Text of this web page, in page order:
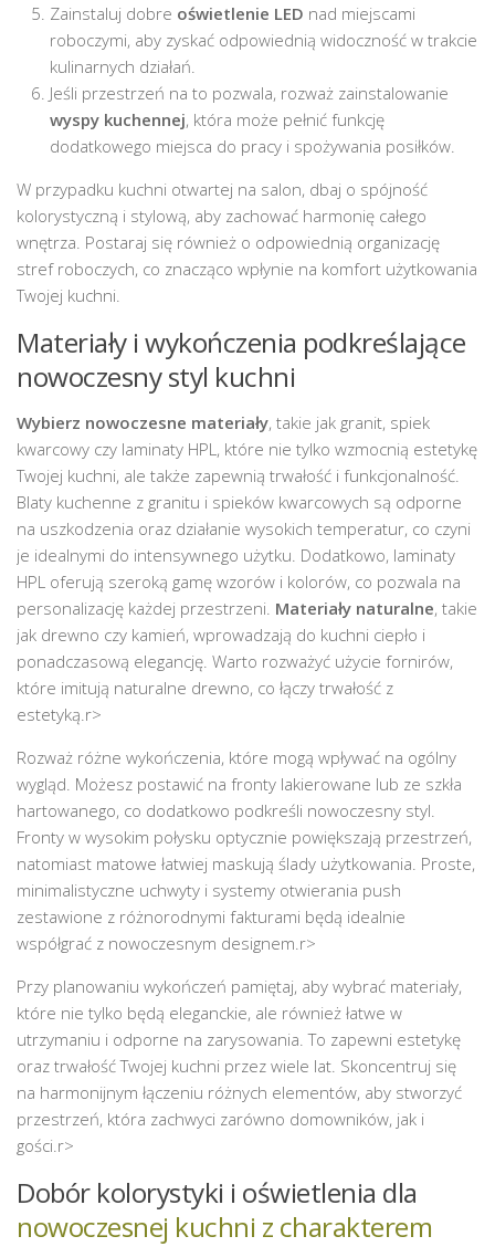
Zainstaluj dobre oświetlenie LED nad miejscami
roboczymi, aby zyskać odpowiednią widoczność w trakcie
kulinarnych działań.
Jeśli przestrzeń na to pozwala, rozważ zainstalowanie
wyspy kuchennej, która może pełnić funkcję
dodatkowego miejsca do pracy i spożywania posiłków.
W przypadku kuchni otwartej na salon, dbaj o spójność
kolorystyczną i stylową, aby zachować harmonię całego
wnętrza. Postaraj się również o odpowiednią organizację
stref roboczych, co znacząco wpłynie na komfort użytkowania
Twojej kuchni.
Materiały i wykończenia podkreślające
nowoczesny styl kuchni
Wybierz nowoczesne materiały, takie jak granit, spiek
kwarcowy czy laminaty HPL, które nie tylko wzmocnią estetykę
Twojej kuchni, ale także zapewnią trwałość i funkcjonalność.
Blaty kuchenne z granitu i spieków kwarcowych są odporne
na uszkodzenia oraz działanie wysokich temperatur, co czyni
je idealnymi do intensywnego użytku. Dodatkowo, laminaty
HPL oferują szeroką gamę wzorów i kolorów, co pozwala na
personalizację każdej przestrzeni. Materiały naturalne, takie
jak drewno czy kamień, wprowadzają do kuchni ciepło i
ponadczasową elegancję. Warto rozważyć użycie fornirów,
które imitują naturalne drewno, co łączy trwałość z
estetyką. r>
Rozważ różne wykończenia, które mogą wpływać na ogólny
wygląd. Możesz postawić na fronty lakierowane lub ze szkła
hartowanego, co dodatkowo podkreśli nowoczesny styl.
Fronty w wysokim połysku optycznie powiększają przestrzeń,
natomiast matowe łatwiej maskują ślady użytkowania. Proste,
minimalistyczne uchwyty i systemy otwierania push
zestawione z różnorodnymi fakturami będą idealnie
współgrać z nowoczesnym designem. r>
Przy planowaniu wykończeń pamiętaj, aby wybrać materiały,
które nie tylko będą eleganckie, ale również łatwe w
utrzymaniu i odporne na zarysowania. To zapewni estetykę
oraz trwałość Twojej kuchni przez wiele lat. Skoncentruj się
na harmonijnym łączeniu różnych elementów, aby stworzyć
przestrzeń, która zachwyci zarówno domowników, jak i
gości. r>
Dobór kolorystyki i oświetlenia dla
nowoczesnej kuchni z charakterem